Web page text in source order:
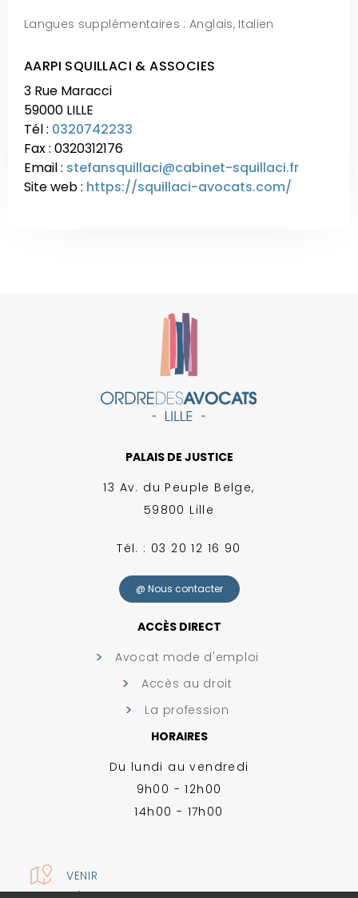
Langues supplémentaires : Anglais, Italien
AARPI SQUILLACI & ASSOCIES
3 Rue Maracci
59000 LILLE
Tél : 0320742233
Fax : 0320312176
Email : stefansquillaci@cabinet-squillaci.fr
Site web : https://squillaci-avocats.com/
PALAIS DE JUSTICE
13 Av. du Peuple Belge,
59800 Lille
Tél. : 03 20 12 16 90
@ Nous contacter
ACCÈS DIRECT
Avocat mode d'emploi
Accès au droit
La profession
HORAIRES
Du lundi au vendredi
9h00 - 12h00
14h00 - 17h00
VENIR